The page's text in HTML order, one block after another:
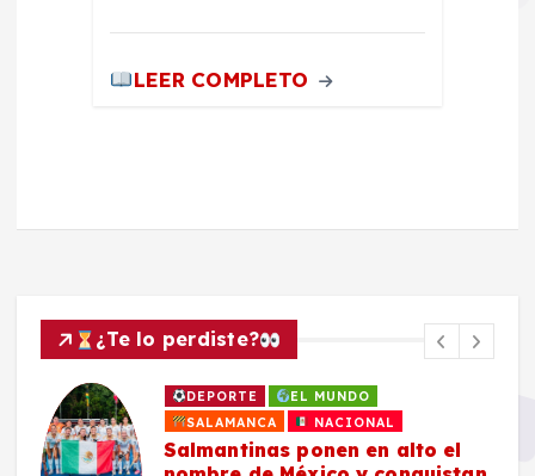
LEER COMPLETO
¿Te lo perdiste?
DEPORTE
EL MUNDO
SALAMANCA
NACIONAL
Salmantinas ponen en alto el